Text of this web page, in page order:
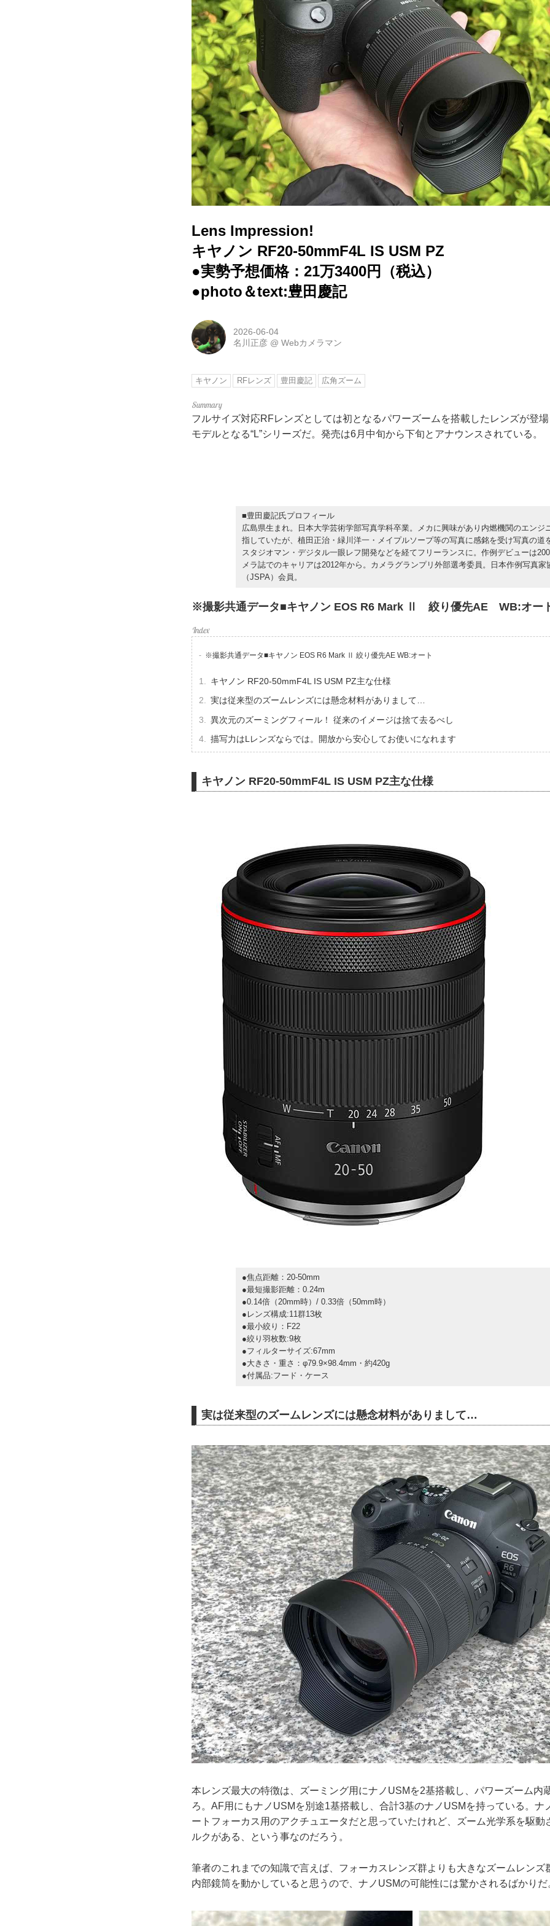
Lens Impression!
キヤノン RF20-50mmF4L IS USM PZ
●実勢予想価格：21万3400円（税込）
●photo＆text:豊田慶記
2026-06-04
名川正彦 @Webカメラマン
キヤノン RFレンズ 豊田慶記 広角ズーム
フルサイズ対応RFレンズとしては初となるパワーズームを搭載したレンズが登
モデルとなる“L”シリーズだ。発売は6月中旬から下旬とアナウンスされている。
■豊田慶記氏プロフィール
広島県生まれ。日本大学芸術学部写真学科卒業。メカに興味があり内燃機関のエンジ
指していたが、植田正治・緑川洋一・メイプルソープ等の写真に感銘を受け写真の道
スタジオマン・デジタル一眼レフ開発などを経てフリーランスに。作例デビューは
メラ誌でのキャリアは2012年から。カメラグランプリ外部選考委員。日本作例写真家
（JSPA）会員。
※撮影共通データ■キヤノン EOS R6 Mark Ⅱ 絞り優先AE WB:オー
※撮影共通データ■キヤノン EOS R6 Mark Ⅱ 絞り優先AE WB:オート
キヤノン RF20-50mmF4L IS USM PZ主な仕様
実は従来型のズームレンズには懸念材料がありまして…
異次元のズーミングフィール！ 従来のイメージは捨て去るべし
描写力はLレンズならでは。開放から安心してお使いになれます
キヤノン RF20-50mmF4L IS USM PZ主な仕様
●焦点距離：20-50mm
●最短撮影距離：0.24m
●0.14倍（20mm時）/ 0.33倍（50mm時）
●レンズ構成:11群13枚
●最小絞り：F22
●絞り羽枚数:9枚
●フィルターサイズ:67mm
●大きさ・重さ：φ79.9×98.4mm・約420g
●付属品:フード・ケース
実は従来型のズームレンズには懸念材料がありまして…
本レンズ最大の特徴は、ズーミング用にナノUSMを2基搭載し、パワーズーム内
ろ。AF用にもナノUSMを別途1基搭載し、合計3基のナノUSMを持っている。ナ
ートフォーカス用のアクチュエータだと思っていたけれど、ズーム光学系を駆動
ルクがある、という事なのだろう。
筆者のこれまでの知識で言えば、フォーカスレンズ群よりも大きなズームレンズ
内部鏡筒を動かしていると思うので、ナノUSMの可能性には驚かされるばかりだ